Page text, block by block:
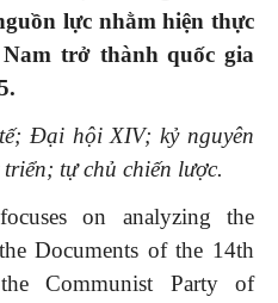
lực nhằm hiện thực
trở thành quốc gia
Đại hội XIV; kỷ nguyên
tự chủ chiến lược.
on analyzing the
Documents of the 14th
Communist Party of